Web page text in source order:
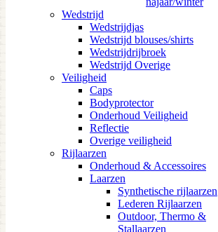
Wedstrijd
Wedstrijdjas
Wedstrijd blouses/shirts
Wedstrijdrijbroek
Wedstrijd Overige
Veiligheid
Caps
Bodyprotector
Onderhoud Veiligheid
Reflectie
Overige veiligheid
Rijlaarzen
Onderhoud & Accessoires
Laarzen
Synthetische rijlaarzen
Lederen Rijlaarzen
Outdoor, Thermo &
Stallaarzen